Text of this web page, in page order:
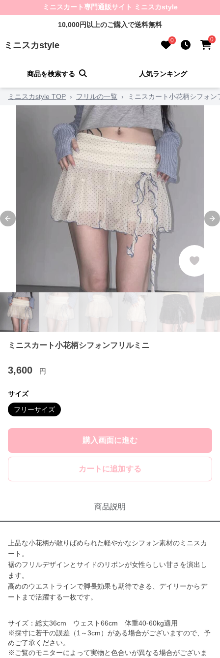
ミニスカート専門通販サイト ミニスカstyle
10,000円以上のご購入で送料無料
ミニスカstyle 0 0
商品を検索する 人気ランキング
ミニスカstyle TOP › フリルの一覧 › ミニスカート小花柄シフォン
Previous slide
ミニスカート小花柄シフォンフリルミニ
3,600 円
サイズ
フリーサイズ
購入画面に進む
カートに追加する
商品説明
上品な小花柄が散りばめられた軽やかなシフォン素材のミニスカ
ート。
裾のフリルデザインとサイドのリボンが女性らしい甘さを演出し
ます。
高めのウエストラインで脚長効果も期待できる、デイリーからデ
ートまで活躍する一枚です。
サイズ：総丈36cm ウェスト66cm 体重40-60kg適用
※採寸に若干の誤差（1～3cm）がある場合がございますので、予
めご了承ください。
※ご覧のモニターによって実物と色合いが異なる場合がございま